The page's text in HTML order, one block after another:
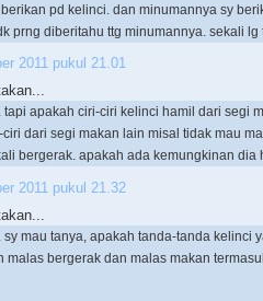
pd kelinci. dan minumannya sy
prng diberitahu ttg minumannya. sekali lg
2011 pukul 21.01
tapi apakah ciri-ciri kelinci hamil dari segi
dari segi makan lain misal tidak mau
bergerak. apakah ada kemungkinan dia
2011 pukul 21.32
mau tanya, apakah tanda-tanda kelinci
malas bergerak dan malas makan